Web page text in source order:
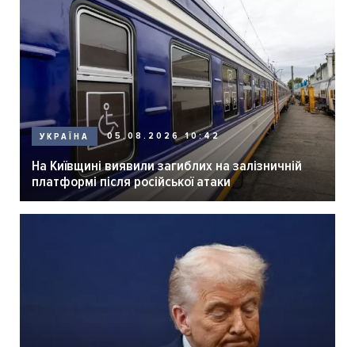
УКРАЇНА 05.08.2026 10:42
На Київщині виявили загиблих на залізничній
платформі після російської атаки